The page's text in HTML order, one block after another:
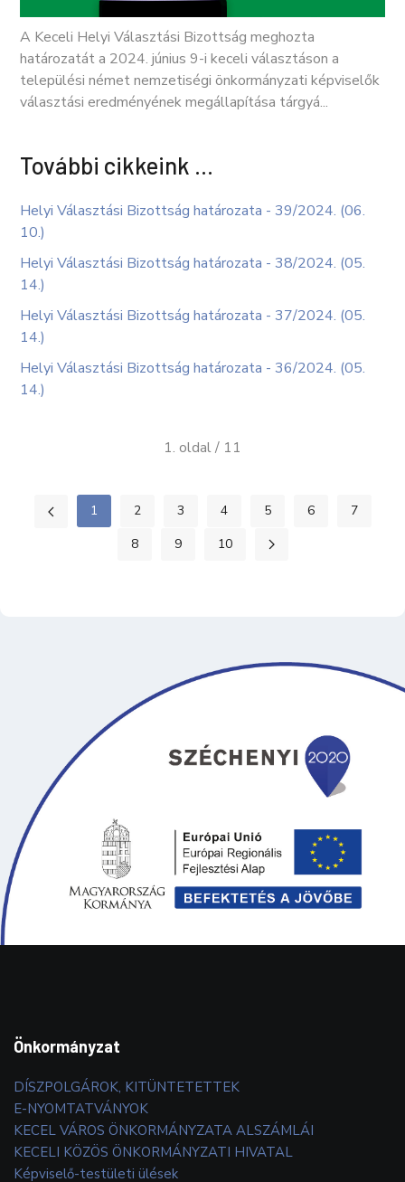
A Keceli Helyi Választási Bizottság meghozta
határozatát a 2024. június 9-i keceli választáson a
települési német nemzetiségi önkormányzati képviselők
választási eredményének megállapítása tárgyá...
További cikkeink …
Helyi Választási Bizottság határozata - 39/2024. (06.
10.)
Helyi Választási Bizottság határozata - 38/2024. (05.
14.)
Helyi Választási Bizottság határozata - 37/2024. (05.
14.)
Helyi Választási Bizottság határozata - 36/2024. (05.
14.)
1. oldal / 11
1 2 3 4 5 6
7
8
9 10
Önkormányzat
DÍSZPOLGÁROK, KITÜNTETETTEK
E-NYOMTATVÁNYOK
KECEL VÁROS ÖNKORMÁNYZATA ALSZÁMLÁI
KECELI KÖZÖS ÖNKORMÁNYZATI HIVATAL
Képviselő-testületi ülések